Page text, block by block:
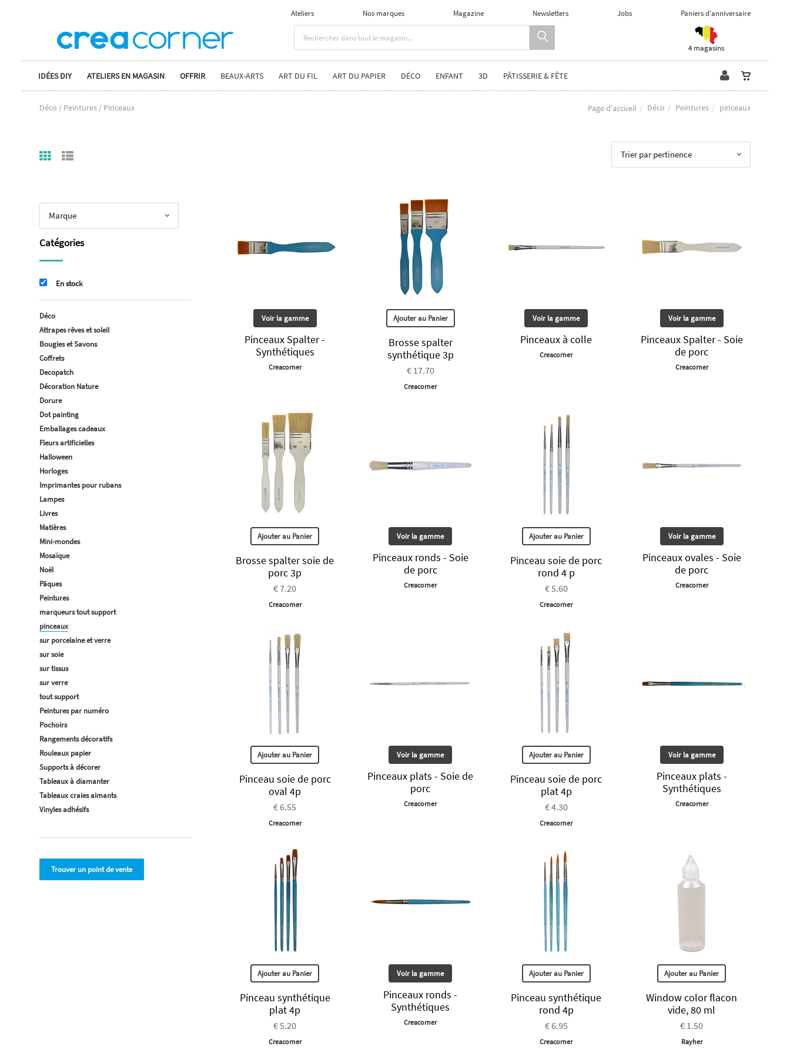
Ateliers Nos marques Magazine Newsletters Jobs Paniers d'anniversaire
4 magasins
IDÉES DIY ATELIERS EN MAGASIN OFFRIR BEAUX-ARTS ART DU FIL ART DU PAPIER DÉCO ENFANT 3D PÂTISSERIE & FÊTE
Déco / Peintures / Pinceaux Page d'accueil Déco Peintures pinceaux
Trier par pertinence
Voir la gamme
Pinceaux Spalter -
Synthétiques
Creacorner
Ajouter au Panier
Brosse spalter
synthétique 3p
€ 17.70
Creacorner
Voir la gamme
Pinceaux à colle
Creacorner
Voir la gamme
Pinceaux Spalter - Soie
de porc
Creacorner
Ajouter au Panier
Brosse spalter soie de
porc 3p
€ 7.20
Creacorner
Voir la gamme
Pinceaux ronds - Soie
de porc
Creacorner
Ajouter au Panier
Pinceau soie de porc
rond 4 p
€ 5.60
Creacorner
Voir la gamme
Pinceaux ovales - Soie
de porc
Creacorner
Ajouter au Panier
Pinceau soie de porc
oval 4p
€ 6.55
Creacorner
Voir la gamme
Pinceaux plats - Soie de
porc
Creacorner
Ajouter au Panier
Pinceau soie de porc
plat 4p
€ 4.30
Creacorner
Voir la gamme
Pinceaux plats -
Synthétiques
Creacorner
Ajouter au Panier
Pinceau synthétique
plat 4p
€ 5.20
Creacorner
Voir la gamme
Pinceaux ronds -
Synthétiques
Creacorner
Ajouter au Panier
Pinceau synthétique
rond 4p
€ 6.95
Creacorner
Ajouter au Panier
Window color flacon
vide, 80 ml
€ 1.50
Rayher
Marque
Catégories
En stock
Déco
Attrapes rêves et soleil
Bougies et Savons
Coffrets
Decopatch
Décoration Nature
Dorure
Dot painting
Emballages cadeaux
Fleurs artificielles
Halloween
Horloges
Imprimantes pour rubans
Lampes
Livres
Matières
Mini-mondes
Mosaïque
Noël
Pâques
Peintures
marqueurs tout support
pinceaux
sur porcelaine et verre
sur soie
sur tissus
sur verre
tout support
Peintures par numéro
Pochoirs
Rangements décoratifs
Rouleaux papier
Supports à décorer
Tableaux à diamanter
Tableaux craies aimants
Vinyles adhésifs
Trouver un point de vente